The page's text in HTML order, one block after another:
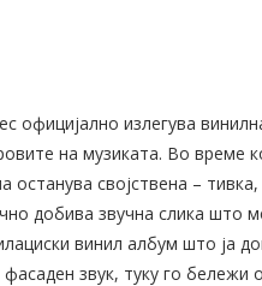
официјално излегува
на музиката. Во време
својствена –
добива звучна слика што
винил албум што ја
звук, туку го бележи